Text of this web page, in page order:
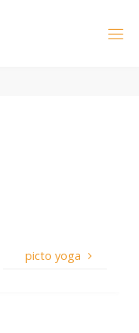
picto yoga